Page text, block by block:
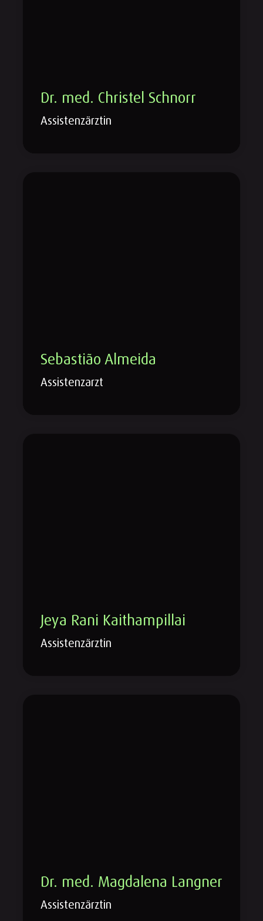
Dr. med. Christel Schnorr
Assistenzärztin
Sebastião Almeida
Assistenzarzt
Jeya Rani Kaithampillai
Assistenzärztin
Dr. med. Magdalena Langner
Assistenzärztin